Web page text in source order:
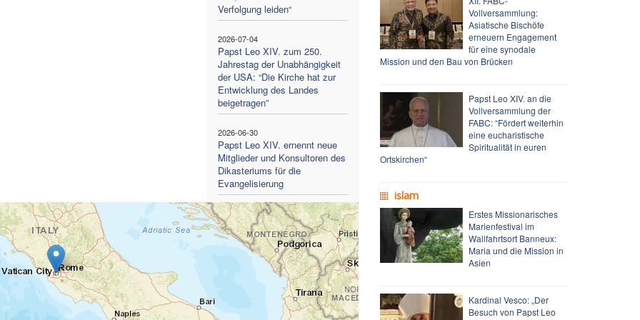
Verfolgung leiden“
2026-07-04
Papst Leo XIV. zum 250.
Jahrestag der Unabhängigkeit
der USA: “Die Kirche hat zur
Entwicklung des Landes
beigetragen”
2026-06-30
Papst Leo XIV. ernennt neue
Mitglieder und Konsultoren des
Dikasteriums für die
Evangelisierung
Vollversammlung:
Asiatische Bischöfe
erneuern Engagement
für eine synodale
Mission und den Bau von Brücken
Papst Leo XIV. an die
Vollversammlung der
FABC: “Fördert weiterhin
eine eucharistische
Spiritualität in euren
Ortskirchen“
islam
Erstes Missionarisches
Marienfestival im
Wallfahrtsort Banneux:
Maria und die Mission in
Asien
Kardinal Vesco: „Der
Besuch von Papst Leo